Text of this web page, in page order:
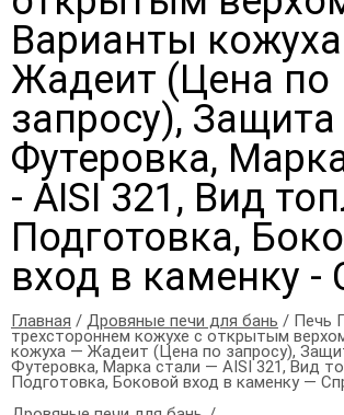
Варианты
Жадеит (Цена по
запросу), Защита
Футеровка,
- AISI 321, Вид
Подготовка,
вход в каменку -
Главная / Дровяные печи для бань / Печь
трехстороннем кожухе с открытым
кожуха — Жадеит (Цена по запросу),
Футеровка, Марка стали — AISI 321, Вид
Подготовка, Боковой вход в каменку —